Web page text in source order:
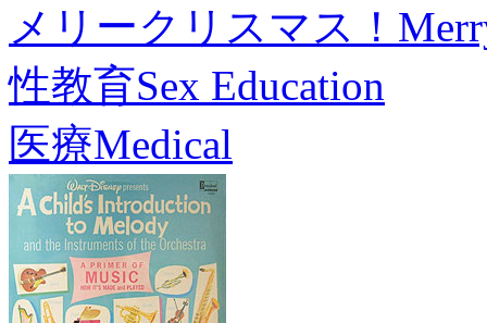
メリークリスマス！
性教育Sex Education
医療Medical